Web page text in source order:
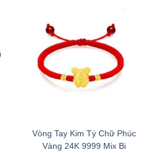
Vòng Tay Kim Tý Chữ Phúc
Vàng 24K 9999 Mix Bi